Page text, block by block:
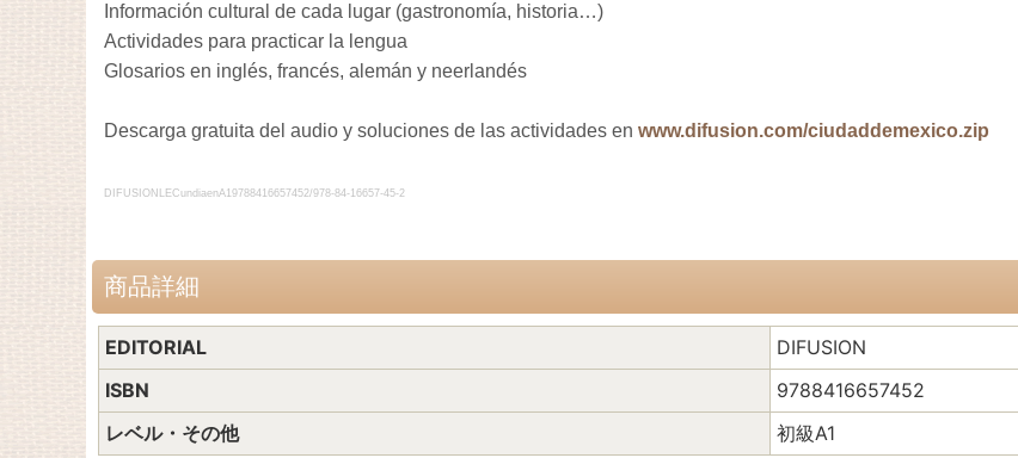
Información cultural de cada lugar (gastronomía, historia…)
Actividades para practicar la lengua
Glosarios en inglés, francés, alemán y neerlandés
Descarga gratuita del audio y soluciones de las actividades en www.difusion.com/ciudaddemexico.zip
DIFUSIONLECundiaenA19788416657452/978-84-16657-45-2
商品詳細
EDITORIAL
DIFUSION
ISBN
9788416657452
レベル・その他
初級A1